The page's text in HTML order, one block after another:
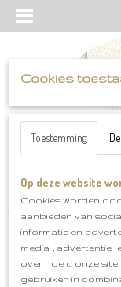
Inloggen Registreren
Home >Scheepjes>
klnr 2019
Cookies
Toestemming
Op deze website
Cookies worden
aanbieden van
informatie en
media-,
over hoe u onze
gebruiken in